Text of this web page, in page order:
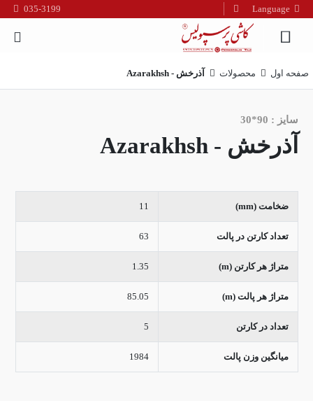
Language
فارسی
العربیه
035-3199
صفحه اول محصولات آذرخش - Azarakhsh
سایز : 90*30
آذرخش - Azarakhsh
ضخامت (mm) 11
تعداد کارتن در پالت 63
متراژ هر کارتن (m) 1.35
متراژ هر پالت (m) 85.05
تعداد در کارتن 5
میانگین وزن پالت 1984